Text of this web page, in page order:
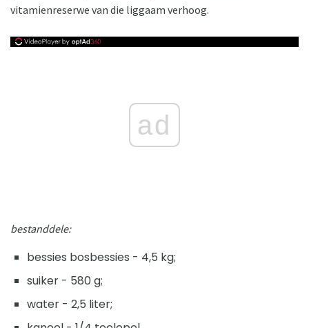
vitamienreserwe van die liggaam verhoog.
ad
bestanddele:
bessies bosbessies - 4,5 kg;
suiker - 580 g;
water - 2,5 liter;